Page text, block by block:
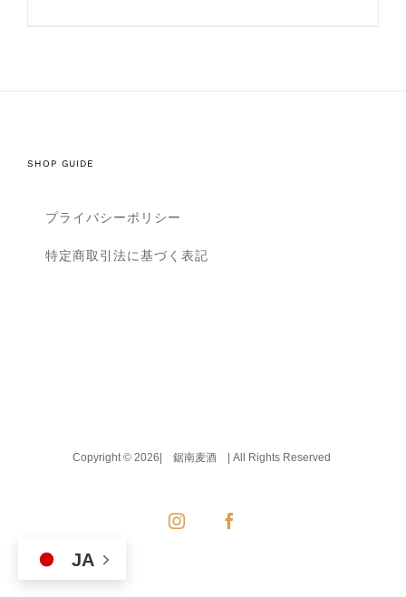
SHOP GUIDE
プライバシーポリシー
特定商取引法に基づく表記
Copyright © 2026| 鋸南麦酒 | All Rights Reserved
InstagramFacebook
JA